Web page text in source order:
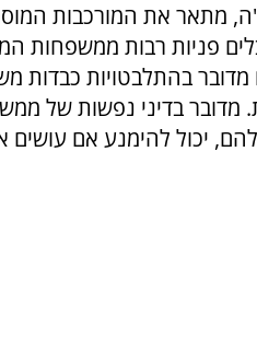
מתאר את המורכבות
פניות רבות ממשפחות
בהתלבטויות כבדות
מדובר בדיני נפשות של
יכול להימנע אם עושים